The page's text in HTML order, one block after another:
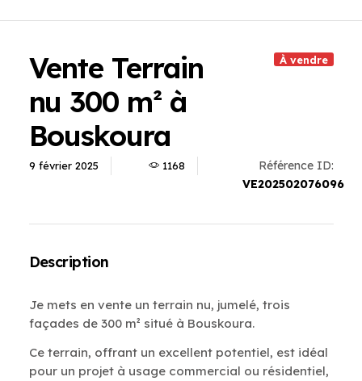
Vente Terrain
nu 300 m² à
Bouskoura
À vendre
9 février 2025 1168
Référence ID:
VE202502076096
Description
Je mets en vente un terrain nu, jumelé, trois
façades de 300 m² situé à Bouskoura.
Ce terrain, offrant un excellent potentiel, est idéal
pour un projet à usage commercial ou résidentiel,